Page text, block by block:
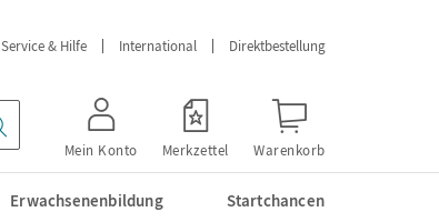
Service & Hilfe International Direktbestellung
Mein Konto Merkzettel Warenkorb
Erwachsenenbildung Startchancen